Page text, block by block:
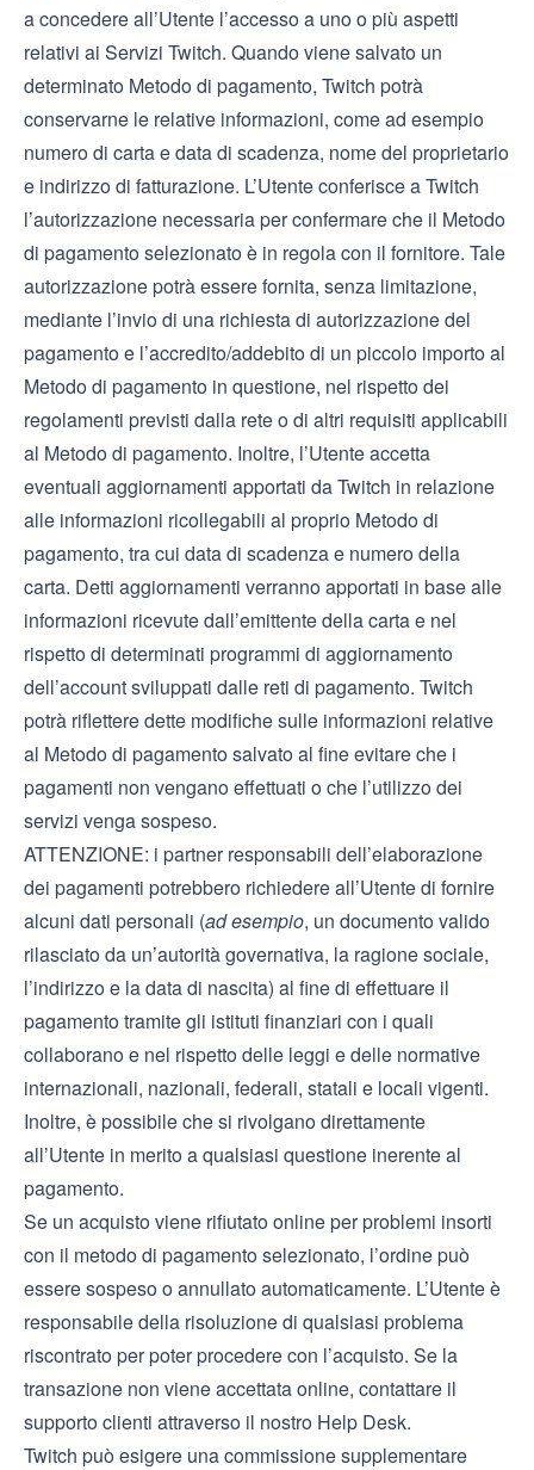
a concedere all’Utente l’accesso a uno o più aspetti
relativi ai Servizi Twitch. Quando viene salvato un
determinato Metodo di pagamento, Twitch potrà
conservarne le relative informazioni, come ad esempio
numero di carta e data di scadenza, nome del proprietario
e indirizzo di fatturazione. L’Utente conferisce a Twitch
l’autorizzazione necessaria per confermare che il Metodo
di pagamento selezionato è in regola con il fornitore. Tale
autorizzazione potrà essere fornita, senza limitazione,
mediante l’invio di una richiesta di autorizzazione del
pagamento e l’accredito/addebito di un piccolo importo al
Metodo di pagamento in questione, nel rispetto dei
regolamenti previsti dalla rete o di altri requisiti applicabili
al Metodo di pagamento. Inoltre, l’Utente accetta
eventuali aggiornamenti apportati da Twitch in relazione
alle informazioni ricollegabili al proprio Metodo di
pagamento, tra cui data di scadenza e numero della
carta. Detti aggiornamenti verranno apportati in base alle
informazioni ricevute dall’emittente della carta e nel
rispetto di determinati programmi di aggiornamento
dell’account sviluppati dalle reti di pagamento. Twitch
potrà riflettere dette modifiche sulle informazioni relative
al Metodo di pagamento salvato al fine evitare che i
pagamenti non vengano effettuati o che l’utilizzo dei
servizi venga sospeso.
ATTENZIONE: i partner responsabili dell’elaborazione
dei pagamenti potrebbero richiedere all’Utente di fornire
alcuni dati personali (ad esempio, un documento valido
rilasciato da un’autorità governativa, la ragione sociale,
l’indirizzo e la data di nascita) al fine di effettuare il
pagamento tramite gli istituti finanziari con i quali
collaborano e nel rispetto delle leggi e delle normative
internazionali, nazionali, federali, statali e locali vigenti.
Inoltre, è possibile che si rivolgano direttamente
all’Utente in merito a qualsiasi questione inerente al
pagamento.
Se un acquisto viene rifiutato online per problemi insorti
con il metodo di pagamento selezionato, l’ordine può
essere sospeso o annullato automaticamente. L’Utente è
responsabile della risoluzione di qualsiasi problema
riscontrato per poter procedere con l’acquisto. Se la
transazione non viene accettata online, contattare il
supporto clienti attraverso il nostro Help Desk.
Twitch può esigere una commissione supplementare